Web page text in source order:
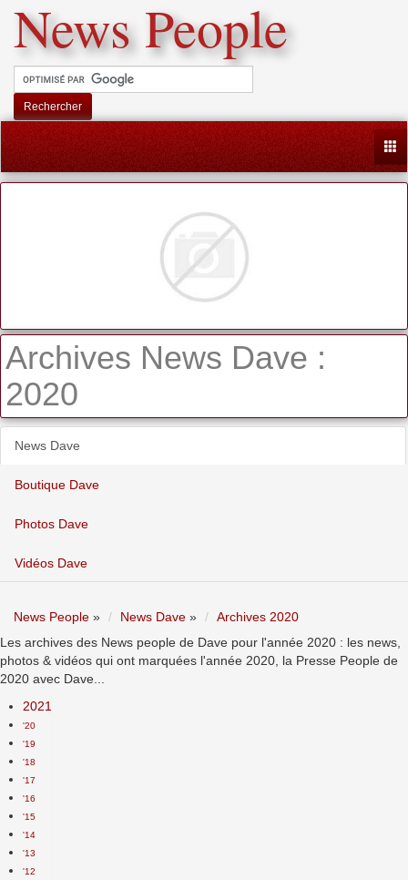
News People
Rechercher
Archives News Dave :
2020
News Dave
Boutique Dave
Photos Dave
Vidéos Dave
News People » News Dave »
Archives 2020
Les archives des News people de Dave pour l'année 2020 : les news,
photos & vidéos qui ont marquées l'année 2020, la Presse People de
2020 avec Dave...
2021
'20
'19
'18
'17
'16
'15
'14
'13
'12